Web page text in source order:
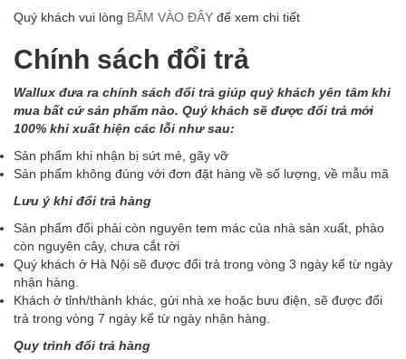
Quý khách vui lòng BẤM VÀO ĐÂY để xem chi tiết
Chính sách đổi trả
Wallux đưa ra chính sách đổi trả giúp quý khách yên tâm khi
mua bất cứ sản phẩm nào. Quý khách sẽ được đổi trả mới
100% khi xuất hiện các lỗi như sau:
Sản phẩm khi nhận bị sứt mẻ, gãy vỡ
Sản phẩm không đúng với đơn đặt hàng về số lượng, về mẫu mã
Lưu ý khi đổi trả hàng
Sản phẩm đổi phải còn nguyên tem mác của nhà sản xuất, phào
còn nguyên cây, chưa cắt rời
Quý khách ở Hà Nội sẽ được đổi trả trong vòng 3 ngày kể từ ngày
nhận hàng.
Khách ở tỉnh/thành khác, gửi nhà xe hoặc bưu điện, sẽ được đổi
trả trong vòng 7 ngày kể từ ngày nhận hàng.
Quy trình đổi trả hàng